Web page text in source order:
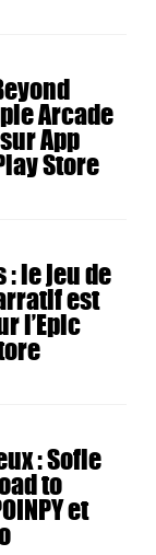
Arcade
App
Store
: le jeu de
est
l’Epic
: Sofie
to
et